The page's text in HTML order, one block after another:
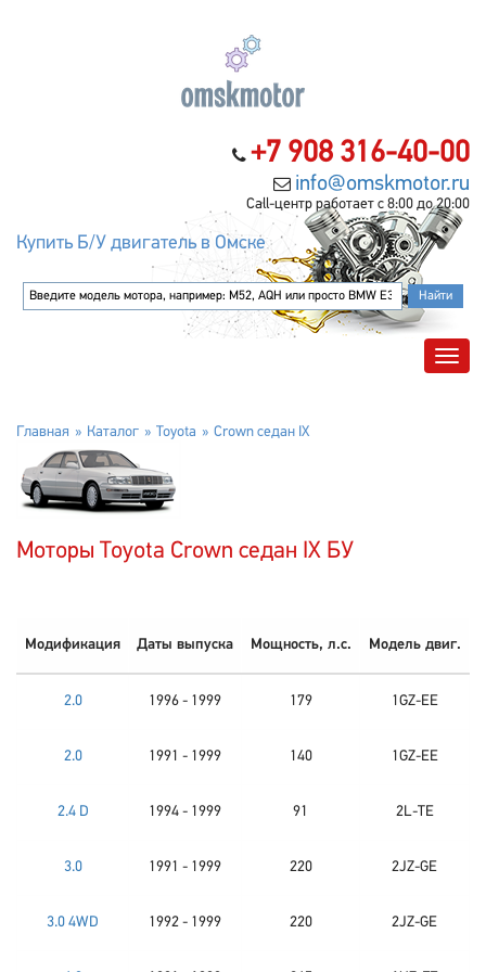
+7 908 316-40-00
info@omskmotor.ru
Call-центр работает с 8:00 до 20:00
Купить Б/У двигатель в Омске
Главная Каталог Toyota Crown седан IX
Моторы Toyota Crown седан IX БУ
Модификация Даты выпуска Мощность, л.с. Модель двиг.
2.0 1996 - 1999 179 1GZ-EE
2.0 1991 - 1999 140 1GZ-EE
2.4 D 1994 - 1999 91 2L-TE
3.0 1991 - 1999 220 2JZ-GE
3.0 4WD 1992 - 1999 220 2JZ-GE